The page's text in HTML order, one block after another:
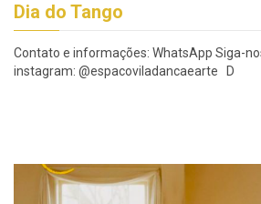
Dia do Tango
Contato e informações: WhatsApp Siga-
instagram: @espacoviladancaearte D